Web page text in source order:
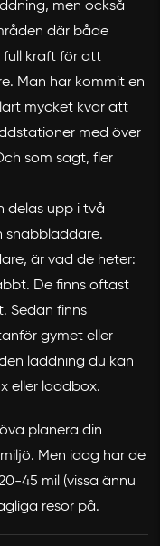
men också
där både
full kraft för att
Man har kommit en
mycket kvar att
med över
som sagt, fler
delas upp i två
snabbladdare.
är vad de heter:
De finns oftast
Sedan finns
gymet eller
laddning du kan
eller laddbox.
planera din
Men idag har de
45 mil (vissa ännu
resor på.